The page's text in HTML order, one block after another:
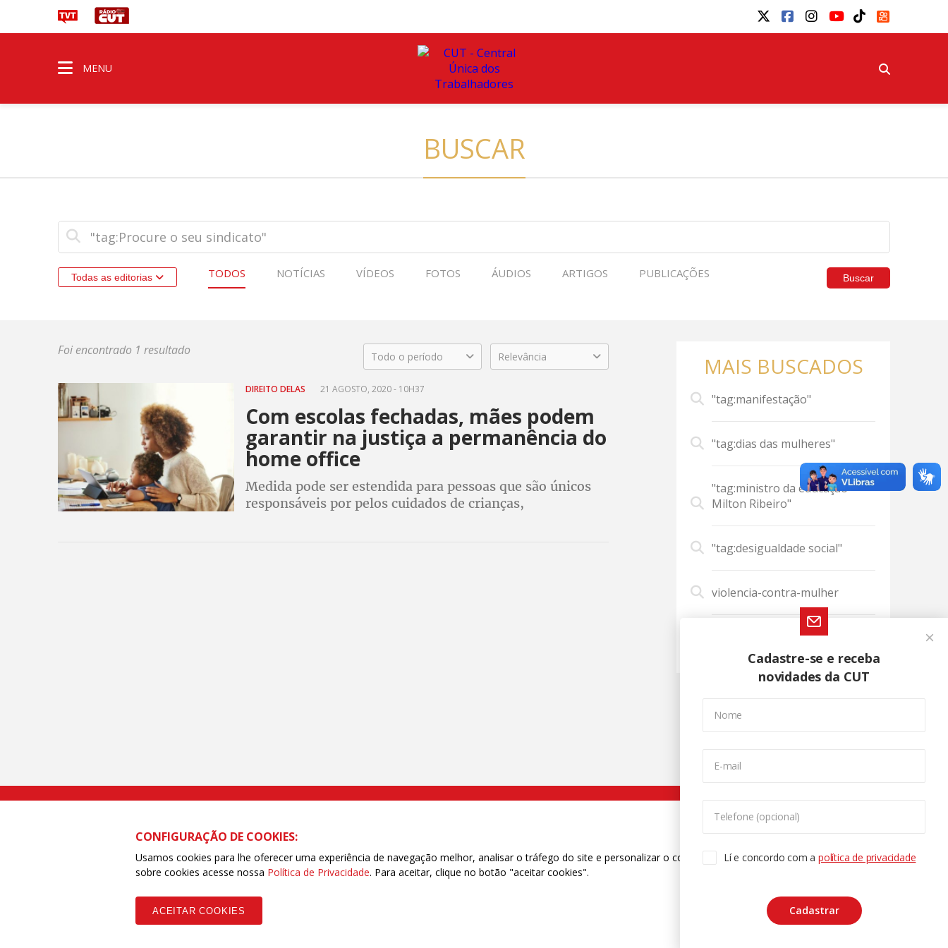
MENU
BUSCAR
Todas as editorias TODOS NOTÍCIAS VÍDEOS FOTOS ÁUDIOS ARTIGOS PUBLICAÇÕES Buscar
Foi encontrado 1 resultado Todo o período Relevância
DIREITO DELAS 21 AGOSTO, 2020 - 10H37
Com escolas fechadas, mães podem
garantir na justiça a permanência do
home office
Medida pode ser estendida para pessoas que são únicos
responsáveis por pelos cuidados de crianças,
MAIS BUSCADOS
"tag:manifestação"
"tag:dias das mulheres"
"tag:ministro da educação
Milton Ribeiro"
"tag:desigualdade social"
violencia-contra-mulher
"tag:extrema direita"
Cadastre-se e receba
novidades da CUT
Nome
E-mail
Telefone (opcional)
Lí e concordo com apolítica de privacidade
Cadastrar
Rua Caetano Pinto nº 575 CEP 03041-000 Brás, São Paulo/SP | Telefone (11) 2108 9200 - Fax (11) 2108 9310
Copyleft CUT Central Única dos Trabalhadores 3.960 - Entidades Filiadas | 7.933.029 - Trabalhadores(as) Associados | 25.831.443 - Trabalhadores(as) na Base
CONFIGURAÇÃO DE COOKIES:
Usamos cookies para lhe oferecer uma experiência de navegação melhor, analisar o tráfego do site e personalizar o conteúdo. Para saber mais
sobre cookies acesse nossa Política de Privacidade. Para aceitar, clique no botão "aceitar cookies".
ACEITAR COOKIES